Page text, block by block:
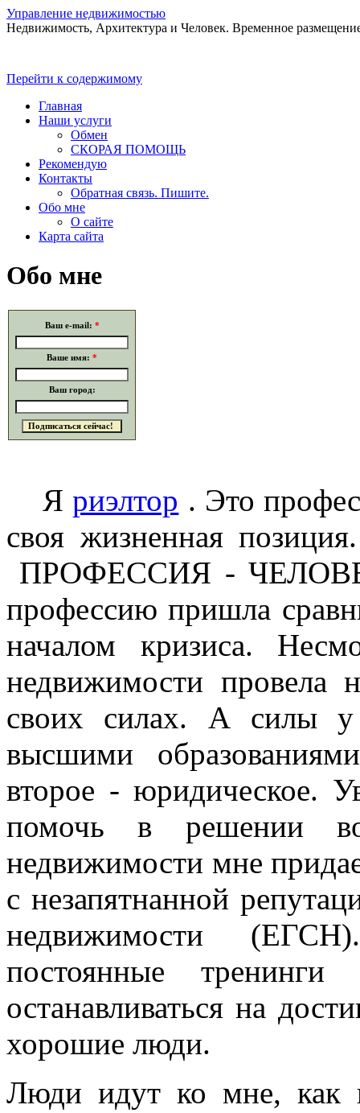
Управление недвижимостью
Недвижимость, Архитектура и Человек. Временное
Перейти к содержимому
Главная
Наши услуги
Обмен
СКОРАЯ ПОМОЩЬ
Рекомендую
Контакты
Обратная связь. Пишите.
Обо мне
О сайте
Карта сайта
Обо мне
Ваш e-mail: *
Ваше имя: *
Ваш город:
Яриэлтор . Это
своя жизненная
ПРОФЕССИЯ -
профессию пришла
началом кризиса.
недвижимости провела
своих силах. А силы у
высшими
второе - юридическое.
помочь в решении
недвижимости мне
с незапятнанной
недвижимости
постоянные
останавливаться на
хорошие люди.
Люди идут ко мне, как